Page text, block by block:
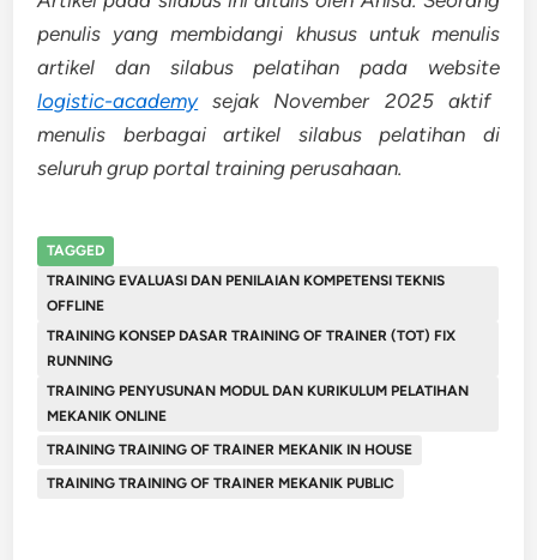
penulis yang membidangi khusus untuk menulis
artikel dan silabus pelatihan pada website
logistic-academysejak November 2025 aktif
menulis berbagai artikel silabus pelatihan di
seluruh grup portal training perusahaan.
TAGGED
TRAINING EVALUASI DAN PENILAIAN KOMPETENSI TEKNIS
OFFLINE
TRAINING KONSEP DASAR TRAINING OF TRAINER (TOT) FIX
RUNNING
TRAINING PENYUSUNAN MODUL DAN KURIKULUM PELATIHAN
MEKANIK ONLINE
TRAINING TRAINING OF TRAINER MEKANIK IN HOUSE
TRAINING TRAINING OF TRAINER MEKANIK PUBLIC